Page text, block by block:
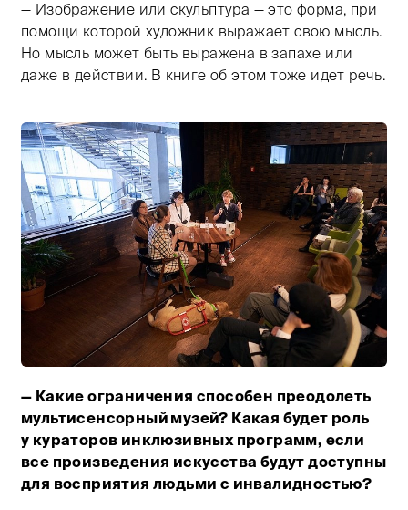
— Изображение или скульптура — это форма, при
помощи которой художник выражает свою мысль.
Но мысль может быть выражена в запахе или
даже в действии. В книге об этом тоже идет речь.
Тифлокомментарий: цветная фотография, общий
— Какие ограничения способен преодолеть
мультисенсорный музей? Какая будет роль
у кураторов инклюзивных программ, если
все произведения искусства будут доступны
для восприятия людьми с инвалидностью?